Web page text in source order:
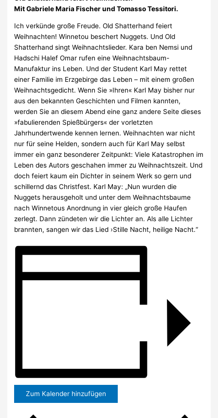
Mit Gabriele Maria Fischer und Tomasso Tessitori.
Ich verkünde große Freude. Old Shatterhand feiert
Weihnachten! Winnetou beschert Nuggets. Und Old
Shatterhand singt Weihnachtslieder. Kara ben Nemsi und
Hadschi Halef Omar rufen eine Weihnachtsbaum-
Manufaktur ins Leben. Und der Student Karl May rettet
einer Familie im Erzgebirge das Leben – mit einem großen
Weihnachtsgedicht. Wenn Sie »Ihren« Karl May bisher nur
aus den bekannten Geschichten und Filmen kannten,
werden Sie an diesem Abend eine ganz andere Seite dieses
»fabulierenden Spießbürgers« der vorletzten
Jahrhundertwende kennen lernen. Weihnachten war nicht
nur für seine Helden, sondern auch für Karl May selbst
immer ein ganz besonderer Zeitpunkt: Viele Katastrophen im
Leben des Autors geschahen immer zu Weihnachtszeit. Und
doch feiert kaum ein Dichter in seinem Werk so gern und
schillernd das Christfest. Karl May: „Nun wurden die
Nuggets herausgeholt und unter dem Weihnachtsbaume
nach Winnetous Anordnung in vier gleich große Haufen
zerlegt. Dann zündeten wir die Lichter an. Als alle Lichter
brannten, sangen wir das Lied ›Stille Nacht, heilige Nacht.“
Zum Kalender hinzufügen